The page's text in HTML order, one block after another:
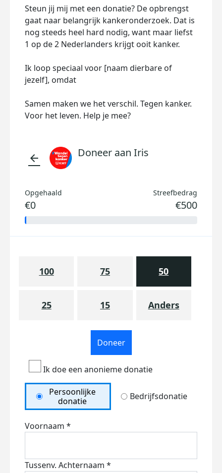
Steun jij mij met een donatie? De opbrengst
gaat naar belangrijk kankeronderzoek. Dat is
nog steeds heel hard nodig, want maar liefst
1 op de 2 Nederlanders krijgt ooit kanker.
Ik loop speciaal voor [naam dierbare of
jezelf], omdat
Samen maken we het verschil. Tegen kanker.
Voor het leven. Help je mee?
arrow_back Doneer aan Iris
Opgehaald
€0
Streefbedrag
€500
100 75 50
25 15 Anders
Doneer
Ik doe een anonieme donatie
Persoonlijke
donatie
Bedrijfsdonatie
Voornaam *
Tussenv. Achternaam *